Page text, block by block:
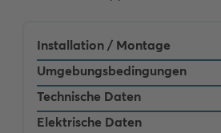
Installation / Montage
Umgebungsbedingungen
Technische Daten
Elektrische Daten